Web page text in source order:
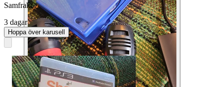
Samfrakt
3 dagar
Hoppa över karusell